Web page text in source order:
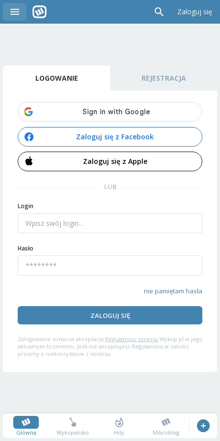
Zaloguj się
LOGOWANIE REJESTRACJA
Zaloguj się z Facebook
Zaloguj się z Apple
LUB
Login
Hasło
nie pamiętam hasła
ZALOGUJ SIĘ
Zalogowanie oznacza akceptację Regulaminu serwisu Wykop.pl w jego
aktualnym brzmieniu. Jeśli nie akceptujesz Regulaminu w całości,
prosimy o niekorzystanie z serwisu.
Główna Wykopalisko Hity Mikroblog